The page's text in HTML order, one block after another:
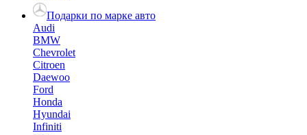
Подарки по марке авто
Audi
BMW
Chevrolet
Citroen
Daewoo
Ford
Honda
Hyundai
Infiniti